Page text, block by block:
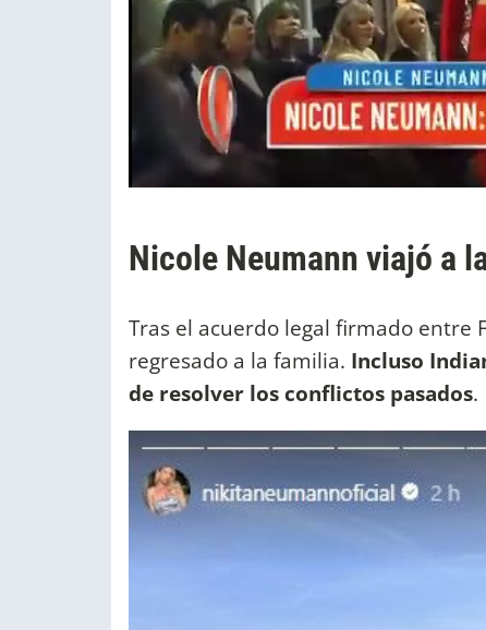
Nicole Neumann viajó a
Tras el acuerdo legal firmado entre
regresado a la familia. Incluso
de resolver los conflictos pasados.